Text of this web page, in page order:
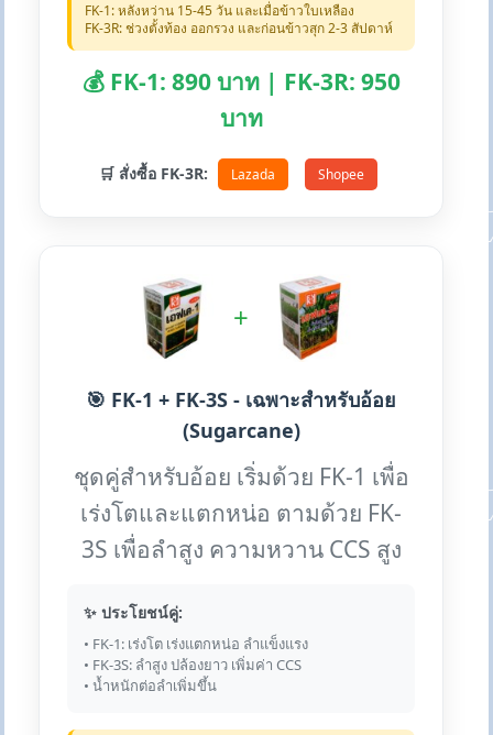
FK-1: หลังหว่าน 15-45 วัน และเมื่อข้าวใบเหลือง
FK-3R: ช่วงตั้งท้อง ออกรวง และก่อนข้าวสุก 2-3 สัปดาห์
💰 FK-1: 890 บาท | FK-3R: 950
บาท
🛒 สั่งซื้อ FK-3R: Lazada Shopee
+
🎯 FK-1 + FK-3S - เฉพาะสำหรับอ้อย
(Sugarcane)
ชุดคู่สำหรับอ้อย เริ่มด้วย FK-1 เพื่อ
เร่งโตและแตกหน่อ ตามด้วย FK-
3S เพื่อลำสูง ความหวาน CCS สูง
✨ ประโยชน์คู่:
• FK-1: เร่งโต เร่งแตกหน่อ ลำแข็งแรง
• FK-3S: ลำสูง ปล้องยาว เพิ่มค่า CCS
• น้ำหนักต่อลำเพิ่มขึ้น